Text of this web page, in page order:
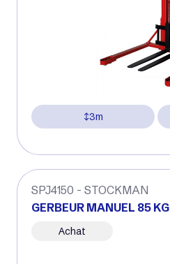
3m
SPJ4150 - STOCKMAN
GERBEUR MANUEL 85 KG
Achat